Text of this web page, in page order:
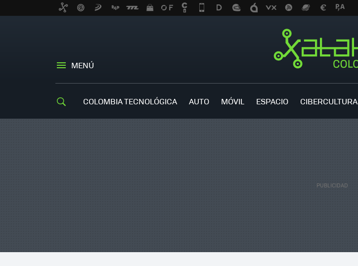
MENÚ
COLOMBIA TECNOLÓGICA AUTO MÓVIL ESPACIO CIBERCULTURA